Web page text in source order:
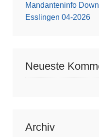
Mandanteninfo
Esslingen 04-2026
Neueste
Archiv